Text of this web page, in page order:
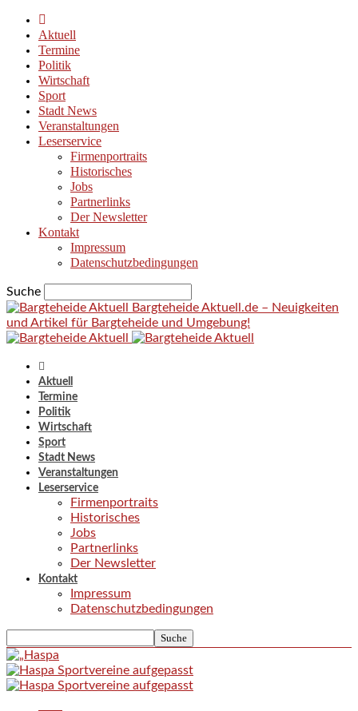
Aktuell
Termine
Politik
Wirtschaft
Sport
Stadt News
Veranstaltungen
Leserservice
Firmenportraits
Historisches
Jobs
Partnerlinks
Der Newsletter
Kontakt
Impressum
Datenschutzbedingungen
Suche
Bargteheide Aktuell.de – Neuigkeiten
und Artikel für Bargteheide und Umgebung!
Aktuell
Termine
Politik
Wirtschaft
Sport
Stadt News
Veranstaltungen
Leserservice
Firmenportraits
Historisches
Jobs
Partnerlinks
Der Newsletter
Kontakt
Impressum
Datenschutzbedingungen